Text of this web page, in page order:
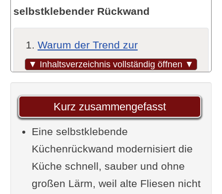
▼ Inhaltsverzeichnis vollständig öffnen ▼
selbstklebender Rückwand
Warum der Trend zur
Küchenrückwand selbstklebend
so stark ist
Heimwerker-Boom: Wenig
Aufwand, großer Effekt
Designvielfalt: Von Betonoptik
bis Fotodruck
Materialien und Aufbau einer
selbstklebenden Küchenrückwand
Kurz zusammengefasst
Eine selbstklebende
Küchenrückwand modernisiert die
Küche schnell, sauber und ohne
großen Lärm, weil alte Fliesen nicht